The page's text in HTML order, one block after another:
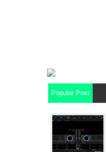
Popular Post